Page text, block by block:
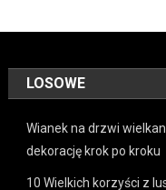
LOSOWE
Wianek na drzwi
dekorację krok po kroku
10 Wielkich korzyści z